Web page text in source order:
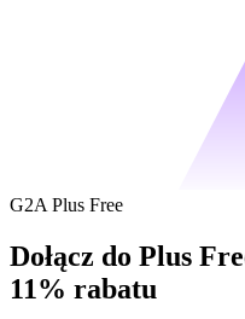
G2A Plus Free
Dołącz do Plus
11% rabatu